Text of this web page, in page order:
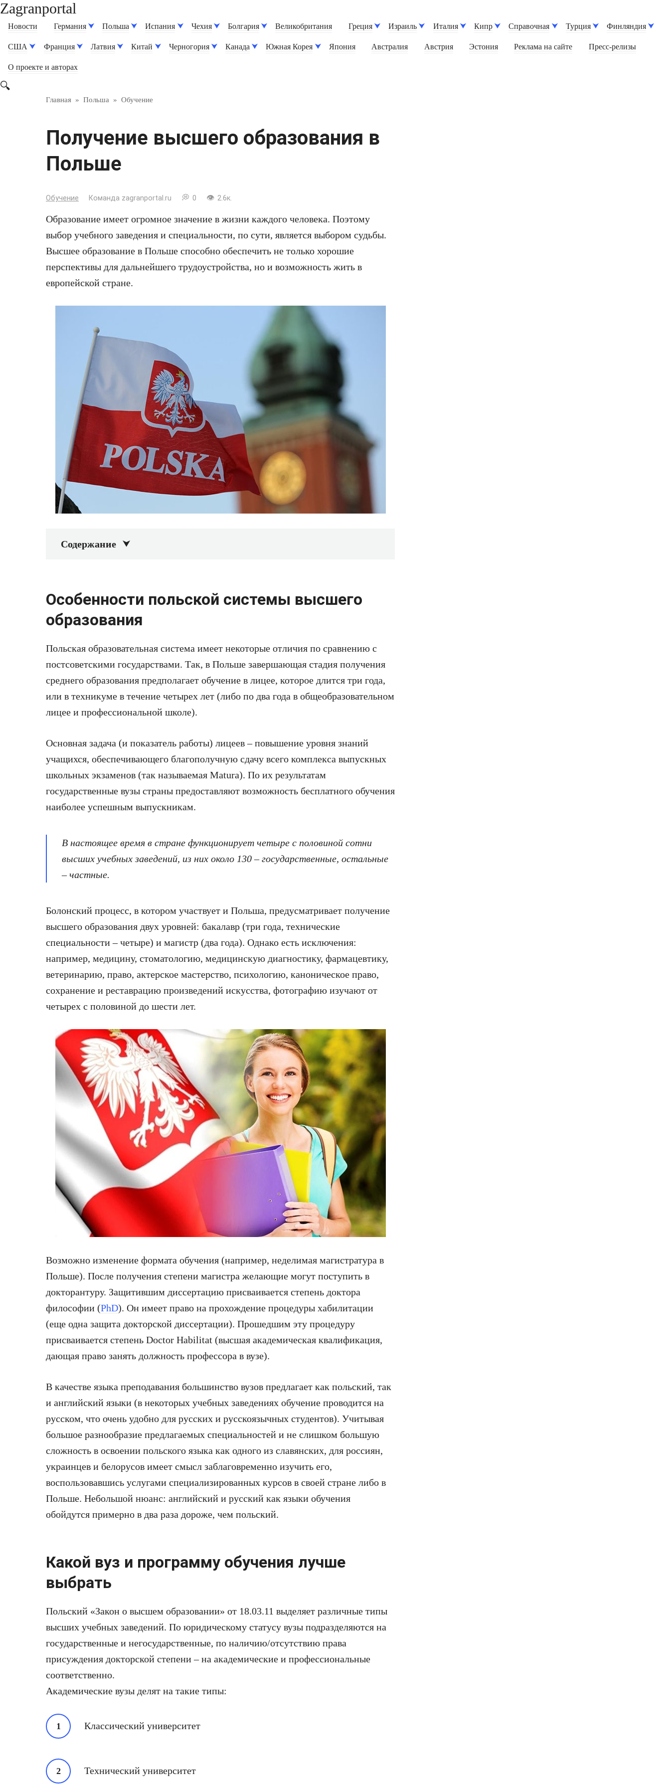
Перейти
Zagranportal
Новости Германия Польша Испания Чехия Болгария Великобритания Греция Израиль Италия Кипр Справочная Турция Финляндия
США Франция Латвия Китай Черногория Канада Южная Корея Япония Австралия Австрия Эстония Реклама на сайте Пресс-релизы
О проекте и авторах
Главная » Польша » Обучение
Получение высшего образования в
Польше
Обучение Команда zagranportal.ru 0 2.6к.
Образование имеет огромное значение в жизни каждого человека. Поэтому
выбор учебного заведения и специальности, по сути, является выбором судьбы.
Высшее образование в Польше способно обеспечить не только хорошие
перспективы для дальнейшего трудоустройства, но и возможность жить в
европейской стране.
Содержание
Особенности польской системы высшего
образования
Польская образовательная система имеет некоторые отличия по сравнению с
постсоветскими государствами. Так, в Польше завершающая стадия получения
среднего образования предполагает обучение в лицее, которое длится три года,
или в техникуме в течение четырех лет (либо по два года в общеобразовательном
лицее и профессиональной школе).
Основная задача (и показатель работы) лицеев – повышение уровня знаний
учащихся, обеспечивающего благополучную сдачу всего комплекса выпускных
школьных экзаменов (так называемая Matura). По их результатам
государственные вузы страны предоставляют возможность бесплатного обучения
наиболее успешным выпускникам.
В настоящее время в стране функционирует четыре с половиной сотни
высших учебных заведений, из них около 130 – государственные, остальные
– частные.
Болонский процесс, в котором участвует и Польша, предусматривает получение
высшего образования двух уровней: бакалавр (три года, технические
специальности – четыре) и магистр (два года). Однако есть исключения:
например, медицину, стоматологию, медицинскую диагностику, фармацевтику,
ветеринарию, право, актерское мастерство, психологию, каноническое право,
сохранение и реставрацию произведений искусства, фотографию изучают от
четырех с половиной до шести лет.
Возможно изменение формата обучения (например, неделимая магистратура в
Польше). После получения степени магистра желающие могут поступить в
докторантуру. Защитившим диссертацию присваивается степень доктора
философии (PhD). Он имеет право на прохождение процедуры хабилитации
(еще одна защита докторской диссертации). Прошедшим эту процедуру
присваивается степень Doctor Habilitat (высшая академическая квалификация,
дающая право занять должность профессора в вузе).
В качестве языка преподавания большинство вузов предлагает как польский, так
и английский языки (в некоторых учебных заведениях обучение проводится на
русском, что очень удобно для русских и русскоязычных студентов). Учитывая
большое разнообразие предлагаемых специальностей и не слишком большую
сложность в освоении польского языка как одного из славянских, для россиян,
украинцев и белорусов имеет смысл заблаговременно изучить его,
воспользовавшись услугами специализированных курсов в своей стране либо в
Польше. Небольшой нюанс: английский и русский как языки обучения
обойдутся примерно в два раза дороже, чем польский.
Какой вуз и программу обучения лучше
выбрать
Польский «Закон о высшем образовании» от 18.03.11 выделяет различные типы
высших учебных заведений. По юридическому статусу вузы подразделяются на
государственные и негосударственные, по наличию/отсутствию права
присуждения докторской степени – на академические и профессиональные
соответственно.
Академические вузы делят на такие типы:
Классический университет
Технический университет